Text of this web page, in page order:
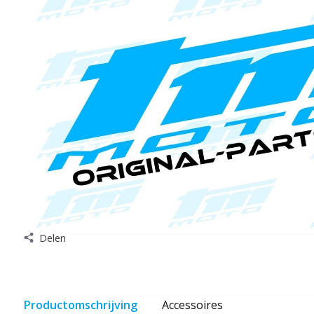
Delen
Productomschrijving Accessoires